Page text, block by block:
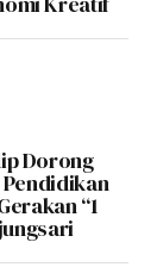
Dorong
“1